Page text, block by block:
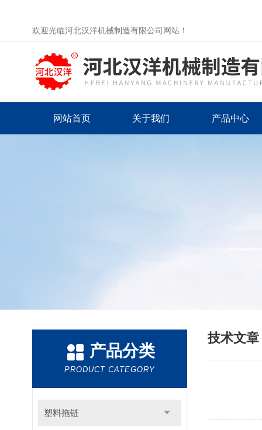
欢迎光临河北汉洋机械制造有限公司网站！
网站首页 关于我们 产品中心
产品分类
PRODUCT CATEGORY
塑料拖链
技术文章